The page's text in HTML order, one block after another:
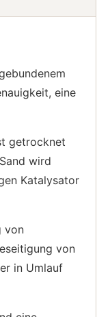
eine
getrocknet
wird
Katalysator
von
von
in Umlauf